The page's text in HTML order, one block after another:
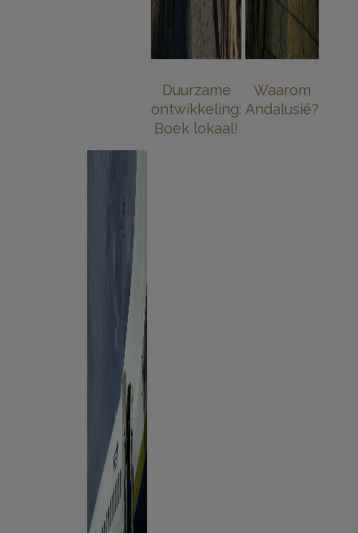
Duurzame
ontwikkeling:
Boek lokaal!
Waarom
Andalusië?